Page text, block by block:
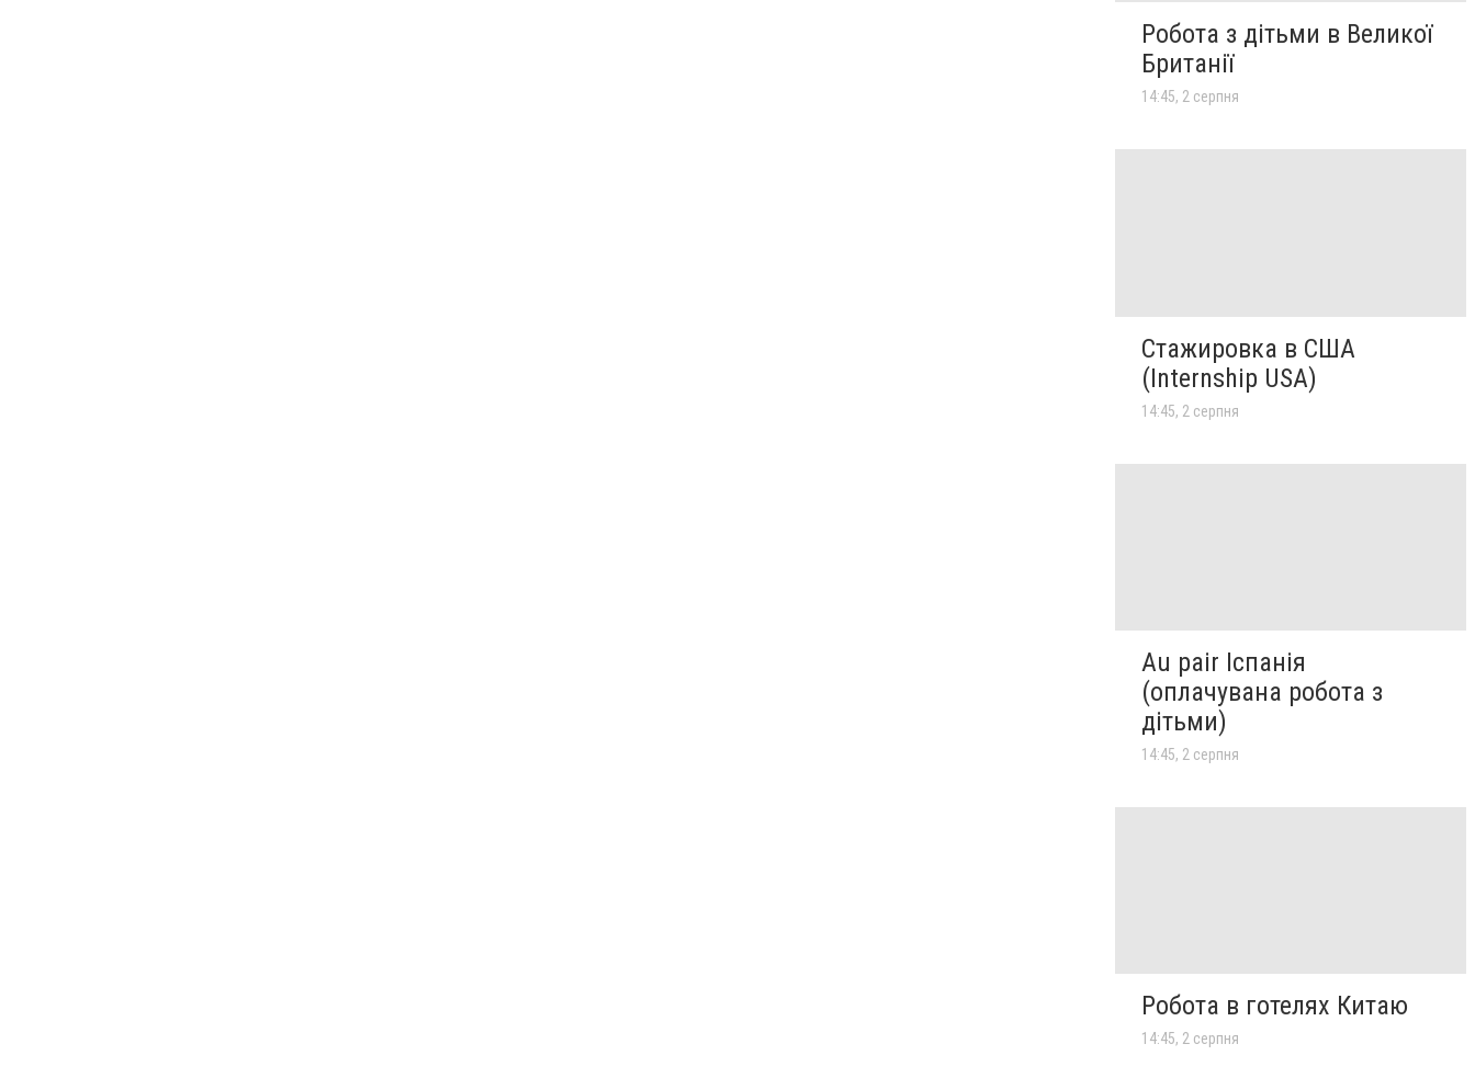
Робота з дітьми в Великої
Британії
14:45, 2 серпня
Стажировка в США
(Internship USA)
14:45, 2 серпня
Au pair Іспанія
(оплачувана робота з
дітьми)
14:45, 2 серпня
Робота в готелях Китаю
14:45, 2 серпня